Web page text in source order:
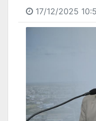
17/12/2025